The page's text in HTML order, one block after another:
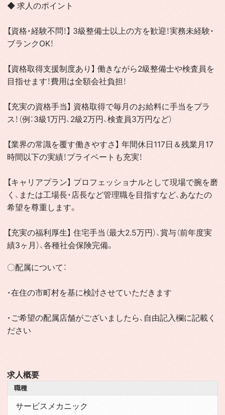
◆ 求人のポイント
【資格・経験不問！】 3級整備士以上の方を歓迎！実務未経験・
ブランクOK！
【資格取得支援制度あり】 働きながら2級整備士や検査員を
目指せます！費用は全額会社負担！
【充実の資格手当】 資格取得で毎月のお給料に手当をプラ
ス！（例：3級1万円、2級2万円、検査員3万円など）
【業界の常識を覆す働きやすさ】 年間休日117日＆残業月17
時間以下の実績！プライベートも充実！
【キャリアプラン】 プロフェッショナルとして現場で腕を磨
く、または工場長・店長など管理職を目指すなど、あなたの
希望を尊重します。
【充実の福利厚生】 住宅手当（最大2.5万円）、賞与（前年度実
績3ヶ月）、各種社会保険完備。
〇配属について：
・在住の市町村を基に検討させていただきます
・ご希望の配属店舗がございましたら、自由記入欄に記載く
ださい
求人概要
職種
サービスメカニック